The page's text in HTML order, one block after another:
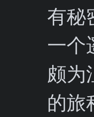
有秘
一个
颇为
的旅